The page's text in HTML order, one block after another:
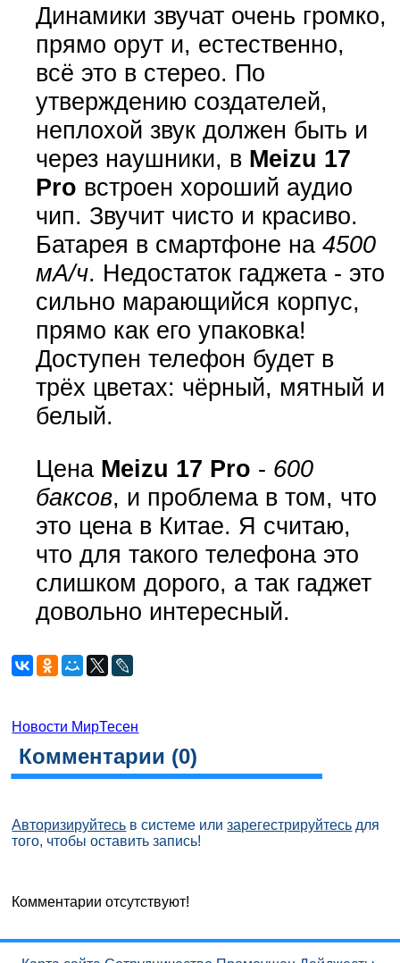
Динамики звучат очень громко,
прямо орут и, естественно,
всё это в стерео. По
утверждению создателей,
неплохой звук должен быть и
через наушники, в Meizu 17
Pro встроен хороший аудио
чип. Звучит чисто и красиво.
Батарея в смартфоне на 4500
мА/ч. Недостаток гаджета - это
сильно марающийся корпус,
прямо как его упаковка!
Доступен телефон будет в
трёх цветах: чёрный, мятный и
белый.
Цена Meizu 17 Pro - 600
баксов, и проблема в том, что
это цена в Китае. Я считаю,
что для такого телефона это
слишком дорого, а так гаджет
довольно интересный.
Новости МирТесен
Комментарии (0)
Авторизируйтесь в системе илизарегестрируйтесь для
того, чтобы оставить запись!
Комментарии отсутствуют!